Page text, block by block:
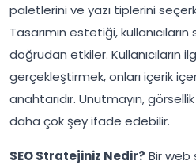
paletlerini ve yazı tiplerini
Tasarımın estetiği,
doğrudan etkiler. Kullanıcıların
gerçekleştirmek, onları içerik
anahtarıdır. Unutmayın,
daha çok şey ifade edebilir.
SEO Stratejiniz Nedir? Bir web